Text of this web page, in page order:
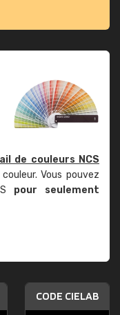
de couleurs NCS
Vous pouvez
pour seulement
CODE CIELAB